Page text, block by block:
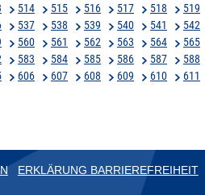
514 515 516 517 518 519
537 538 539 540 541 542
560 561 562 563 564 565
583 584 585 586 587 588
606 607 608 609 610 611
ERKLÄRUNG BARRIEREFREIHEIT